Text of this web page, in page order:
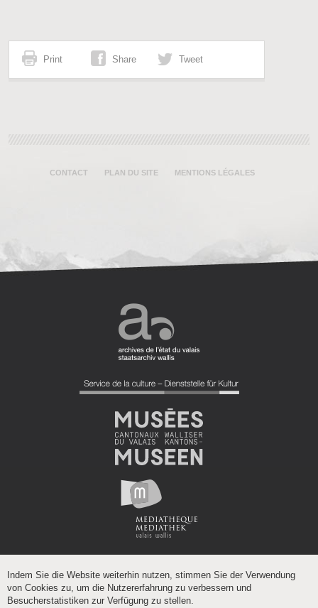
Print Share Tweet
CONTACT PLAN DU SITE MENTIONS LÉGALES
Indem Sie die Website weiterhin nutzen, stimmen Sie der Verwendung
von Cookies zu, um die Nutzererfahrung zu verbessern und
Besucherstatistiken zur Verfügung zu stellen.